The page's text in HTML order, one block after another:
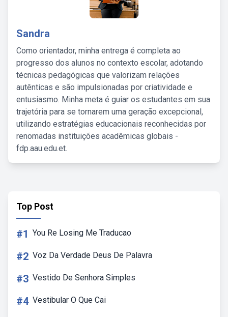
Sandra
Como orientador, minha entrega é completa ao
progresso dos alunos no contexto escolar, adotando
técnicas pedagógicas que valorizam relações
autênticas e são impulsionadas por criatividade e
entusiasmo. Minha meta é guiar os estudantes em sua
trajetória para se tornarem uma geração excepcional,
utilizando estratégias educacionais reconhecidas por
renomadas instituições acadêmicas globais -
fdp.aau.edu.et.
Top Post
#1 You Re Losing Me Traducao
#2 Voz Da Verdade Deus De Palavra
#3 Vestido De Senhora Simples
#4 Vestibular O Que Cai